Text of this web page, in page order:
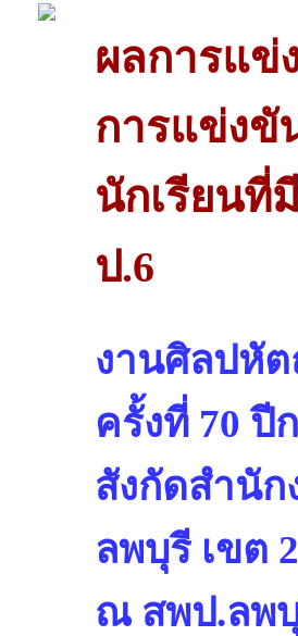
ผลการแข่
การแข่งขั
นักเรียนที่
ป.6
งานศิลปหั
ครั้งที่ 70 ปี
สังกัดสำนั
ลพบุรี เขต 2
ณ สพป.ลพบุ